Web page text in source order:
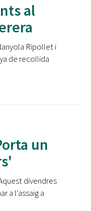
al
Ripollet i
de recollida
un
divendres
a l'assaig a